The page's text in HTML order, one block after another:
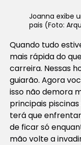
Joanna exibe
pais (Foto:
Quando tudo
mais rápida do
carreira. Nessas
guiarão. Agora
isso não demora
principais
terá que
de ficar só
mão volte a